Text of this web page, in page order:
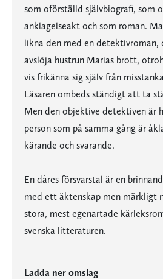
som oförställd självbiografi, som
anklagelseakt och som roman.
likna den med en detektivroman,
avslöja hustrun Marias brott,
vis frikänna sig själv från
Läsaren ombeds ständigt att ta
Men den objektive detektiven är
person som på samma gång är
kärande och svarande.
En dåres försvarstal är en
med ett äktenskap men märkligt
stora, mest egenartade
svenska litteraturen.
Ladda ner omslag